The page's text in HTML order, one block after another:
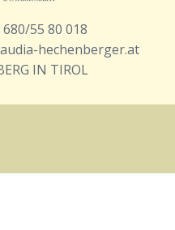
680/55 80 018
hechenberger.at
IN TIROL